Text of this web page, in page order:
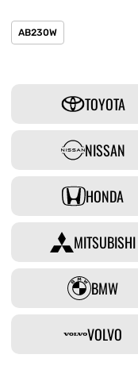
AB230W
TOYOTA
NISSAN
HONDA
MITSUBISHI
BMW
VOLVO